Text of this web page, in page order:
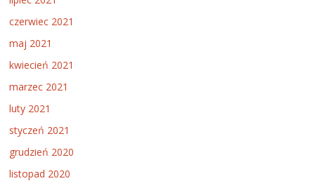
czerwiec 2021
maj 2021
kwiecień 2021
marzec 2021
luty 2021
styczeń 2021
grudzień 2020
listopad 2020